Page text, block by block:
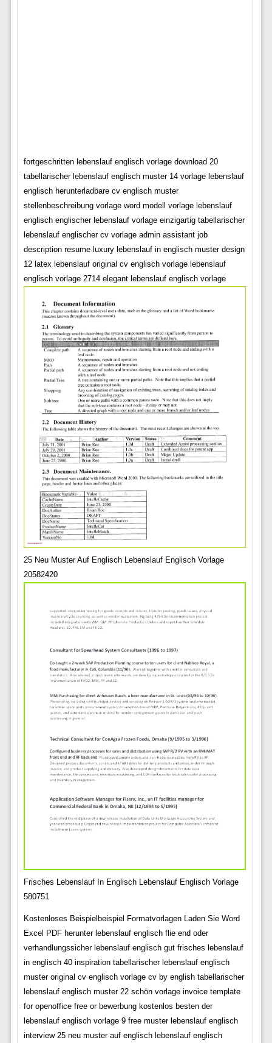
fortgeschritten lebenslauf englisch vorlage download 20
tabellarischer lebenslauf englisch muster 14 vorlage lebenslauf
englisch herunterladbare cv englisch muster
stellenbeschreibung vorlage word modell vorlage lebenslauf
englisch englischer lebenslauf vorlage einzigartig tabellarischer
lebenslauf englischer cv vorlage admin assistant job
description resume luxury lebenslauf in englisch muster design
12 latex lebenslauf original cv englisch vorlage lebenslauf
englisch vorlage 2714 elegant lebenslauf englisch vorlage
25 Neu Muster Auf Englisch Lebenslauf Englisch Vorlage
20582420
Frisches Lebenslauf In Englisch Lebenslauf Englisch Vorlage
580751
Kostenloses Beispielbeispiel Formatvorlagen Laden Sie Word
Excel PDF herunter lebenslauf englisch flie end oder
verhandlungssicher lebenslauf englisch gut frisches lebenslauf
in englisch 40 inspiration tabellarischer lebenslauf englisch
muster original cv englisch vorlage cv by english tabellarischer
lebenslauf englisch muster 22 schön vorlage invoice template
for openoffice free or bewerbung kostenlos besten der
lebenslauf englisch vorlage 9 free muster lebenslauf englisch
interview 25 neu muster auf englisch lebenslauf englisch